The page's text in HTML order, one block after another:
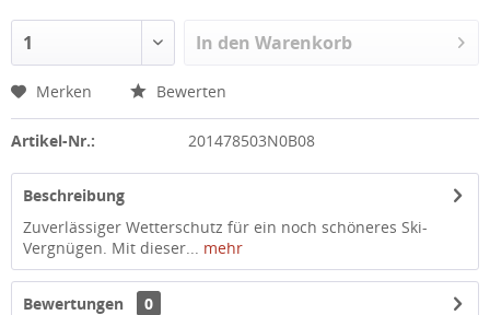
In den Warenkorb
Merken Bewerten
Artikel-Nr.: 201478503N0B08
Beschreibung
Zuverlässiger Wetterschutz für ein noch schöneres Ski-
Vergnügen. Mit dieser... mehr
Bewertungen
0